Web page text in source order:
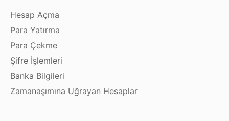
Hesap Açma
Para Yatırma
Para Çekme
Şifre İşlemleri
Banka Bilgileri
Zamanaşımına Uğrayan Hesaplar